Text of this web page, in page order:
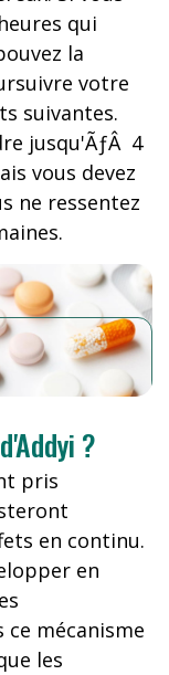
qui
la
votre
suivantes.
jusqu'ÃƒÂ 4
vous devez
ne ressentez
?
pris
en continu.
en
mécanisme
les